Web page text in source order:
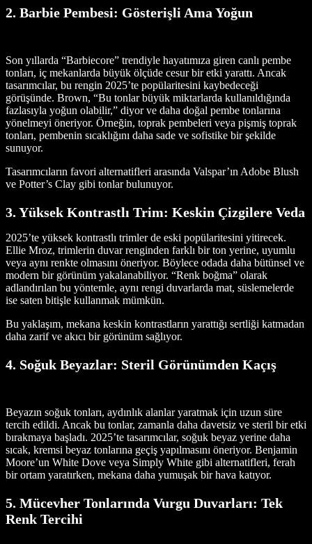
2. Barbie Pembesi: Gösterişli Ama Yoğun
Son yıllarda “Barbiecore” trendiyle hayatımıza giren canlı pembe
tonları, iç mekanlarda büyük ölçüde cesur bir etki yarattı. Ancak
tasarımcılar, bu rengin 2025’te popülaritesini kaybedeceği
görüşünde. Brown, “Bu tonlar büyük miktarlarda kullanıldığında
fazlasıyla yoğun olabilir,” diyor ve daha doğal pembe tonlarına
yönelmeyi öneriyor. Örneğin, toprak pembeleri veya pişmiş toprak
tonları, pembenin sıcaklığını daha sade ve sofistike bir şekilde
sunuyor.
Tasarımcıların favori alternatifleri arasında Valspar’ın Adobe Blush
ve Potter’s Clay gibi tonlar bulunuyor.
3. Yüksek Kontrastlı Trim: Keskin Çizgilere Veda
2025’te yüksek kontrastlı trimler de eski popülaritesini yitirecek.
Ellie Mroz, trimlerin duvar renginden farklı bir ton yerine, uyumlu
veya aynı renkte olmasını öneriyor. Böylece odada daha bütünsel ve
modern bir görünüm yakalanabiliyor. “Renk boğma” olarak
adlandırılan bu yöntemle, aynı rengi duvarlarda mat, süslemelerde
ise saten bitişle kullanmak mümkün.
Bu yaklaşım, mekana keskin kontrastların yarattığı sertliği katmadan
daha zarif ve akıcı bir görünüm sağlıyor.
4. Soğuk Beyazlar: Steril Görünümden Kaçış
Beyazın soğuk tonları, aydınlık alanlar yaratmak için uzun süre
tercih edildi. Ancak bu tonlar, zamanla daha davetsiz ve steril bir etki
bırakmaya başladı. 2025’te tasarımcılar, soğuk beyaz yerine daha
sıcak, kremsi beyaz tonlarına geçiş yapılmasını öneriyor. Benjamin
Moore’un White Dove veya Simply White gibi alternatifleri, ferah
bir ortam yaratırken, mekana daha yumuşak bir hava katıyor.
5. Mücevher Tonlarında Vurgu Duvarları: Tek
Renk Tercihi